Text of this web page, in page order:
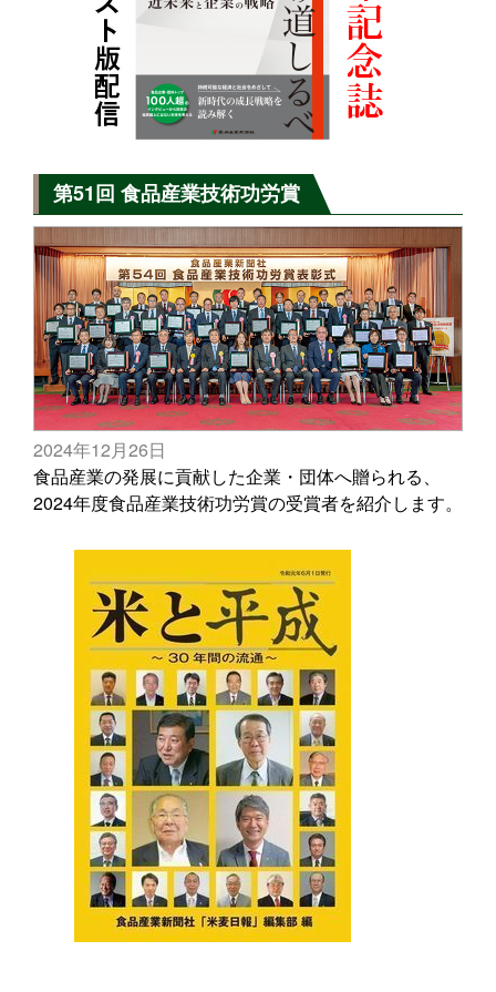
第51回 食品産業技術功労賞
2024年12月26日
食品産業の発展に貢献した企業・団体へ贈られる、
2024年度食品産業技術功労賞の受賞者を紹介します。